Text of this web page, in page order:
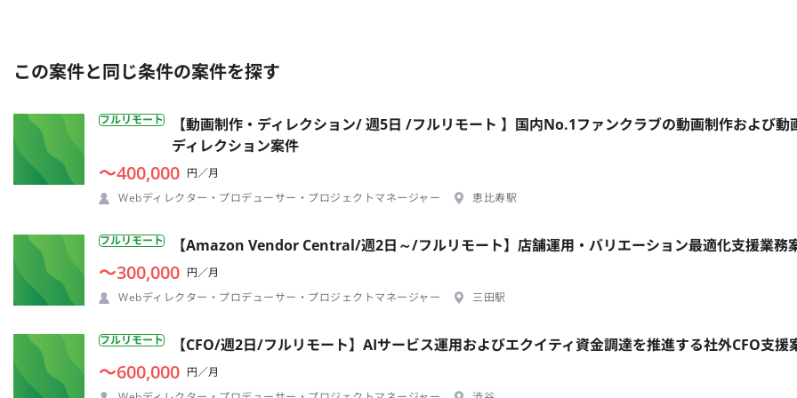
この案件と同じ条件の案件を探す
フルリモート
【動画制作・ディレクション/ 週5日 /フルリモート 】国内No.1ファンクラブの動画制作および動
ディレクション案件
〜400,000 円／月
Webディレクター・プロデューサー・プロジェクトマネージャー
恵比寿駅
フルリモート 【Amazon Vendor Central/週2日～/フルリモート】店舗運用・バリエーション最適化支援業務
〜300,000 円／月
Webディレクター・プロデューサー・プロジェクトマネージャー
三田駅
フルリモート 【CFO/週2日/フルリモート】AIサービス運用およびエクイティ資金調達を推進する社外CFO支援
〜600,000 円／月